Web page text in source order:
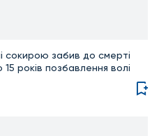
сокирою забив до смерті
років позбавлення волі